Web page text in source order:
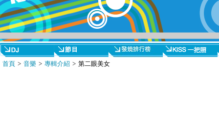
首頁 > 音樂 > 專輯介紹 > 第二眼美女